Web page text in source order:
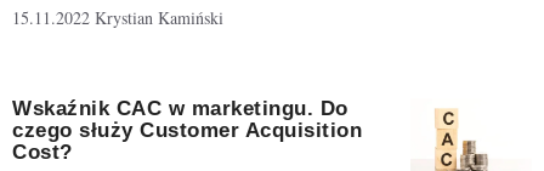
15.11.2022 Krystian Kamiński
Wskaźnik CAC w marketingu. Do
czego służy Customer Acquisition
Cost?